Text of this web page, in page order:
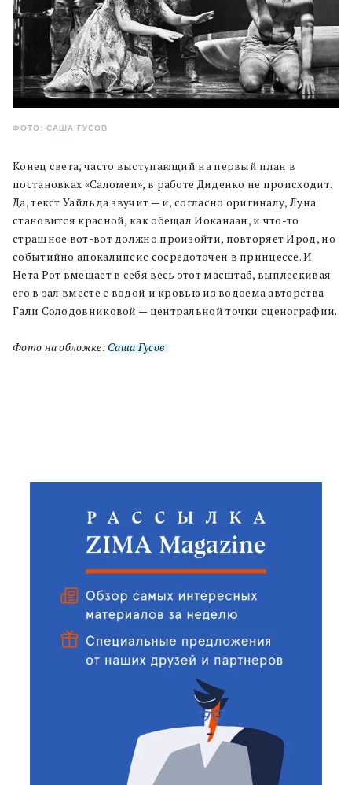
ФОТО: САША ГУСОВ
Конец света, часто выступающий на первый план в
постановках «Саломеи», в работе Диденко не происходит.
Да, текст Уайльда звучит — и, согласно оригиналу, Луна
становится красной, как обещал Иоканаан, и что-то
страшное вот-вот должно произойти, повторяет Ирод, но
событийно апокалипсис сосредоточен в принцессе. И
Нета Рот вмещает в себя весь этот масштаб, выплескивая
его в зал вместе с водой и кровью из водоема авторства
Гали Солодовниковой — центральной точки сценографии.
Фото на обложке: Саша Гусов